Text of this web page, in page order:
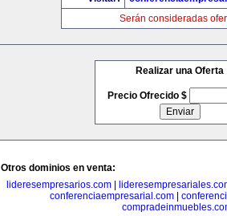
Serán consideradas
Realizar una Oferta
Precio Ofrecido $
Otros dominios en venta:
lideresempresarios.com
conferenciaempresarial.com